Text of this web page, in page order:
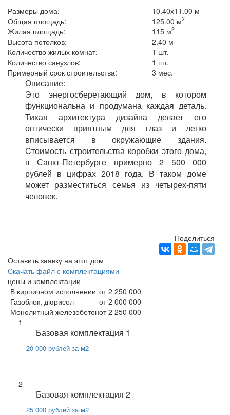
Размеры дома:
10.40х11.00 м
Общая площадь:
125.00 м2
Жилая площадь: 115 м2
Высота потолков:
2.40 м
Количество жилых комнат:
1 шт.
Количество санузлов:
1 шт.
Примерный срок строительства:
3 мес.
Описание:
Это энергосберегающий дом, в котором
функциональна и продумана каждая деталь.
Тихая архитектура дизайна делает его
оптически приятным для глаз и легко
вписывается в окружающие здания.
Cтоимость строительства коробки этого дома,
в Санкт-Петербурге примерно 2 500 000
рублей в цифрах 2018 года. В таком доме
может разместиться семья из четырех-пяти
человек.
Поделиться
Оставить заявку на этот дом
Скачать файл с комплектациями
цены и комплектации
В кирпичном исполнении от 2 250 000
Газоблок, дюрисол
от 2 000 000
Монолитный железобетонот 2 250 000
1
Базовая комплектация 1
20 000 рублей за м2
2
Базовая комплектация 2
25 000 рублей за м2